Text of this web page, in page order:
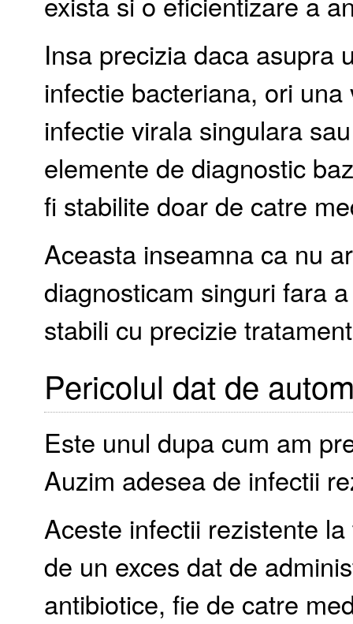
Insa precizia daca asupra
infectie bacteriana, ori
infectie virala singulara
elemente de diagnostic
fi stabilite doar de catre
Aceasta inseamna ca nu
diagnosticam singuri fara
stabili cu precizie
Pericolul dat de
Este unul dupa cum am
Auzim adesea de infectii
Aceste infectii rezistente
de un exces dat de
antibiotice, fie de catre